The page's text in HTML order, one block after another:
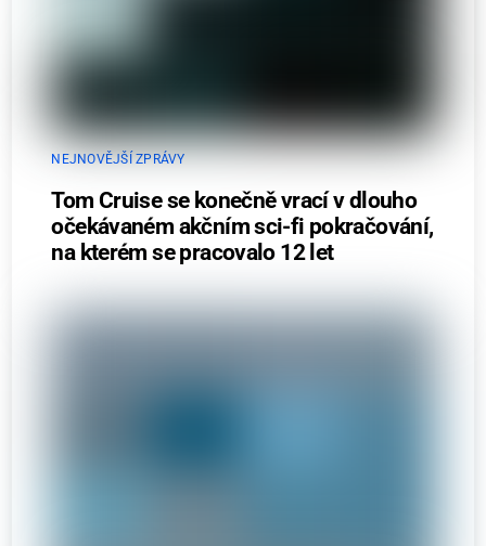
NEJNOVĚJŠÍ ZPRÁVY
Tom Cruise se konečně vrací v dlouho
očekávaném akčním sci-fi pokračování,
na kterém se pracovalo 12 let